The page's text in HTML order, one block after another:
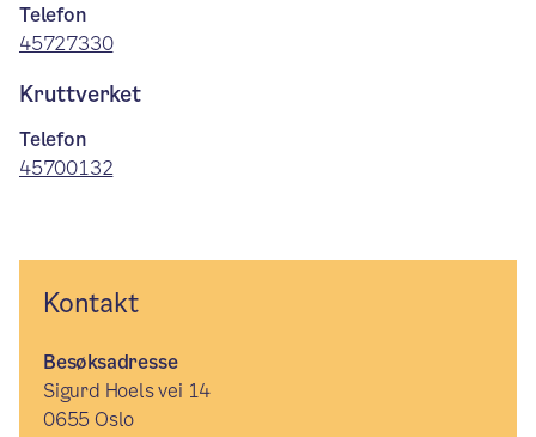
Telefon
45727330
Kruttverket
Telefon
45700132
Kontakt
Besøksadresse
Sigurd Hoels vei 14
0655 Oslo